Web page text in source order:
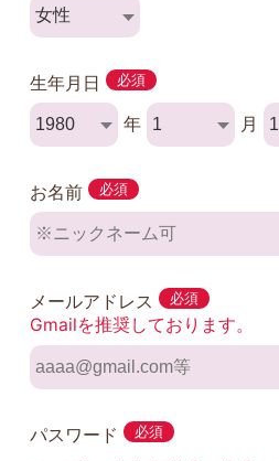
生年月日 必須
年 月
お名前 必須
メールアドレス 必須
Gmailを推奨しております。
パスワード 必須